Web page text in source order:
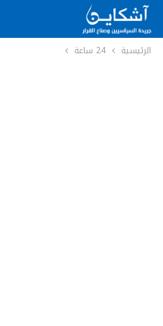
الرئيسية 24 ساعة